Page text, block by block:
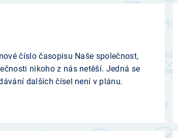
číslo časopisu Naše společnost,
nikoho z nás netěší. Jedná se
dalších čísel není v plánu.